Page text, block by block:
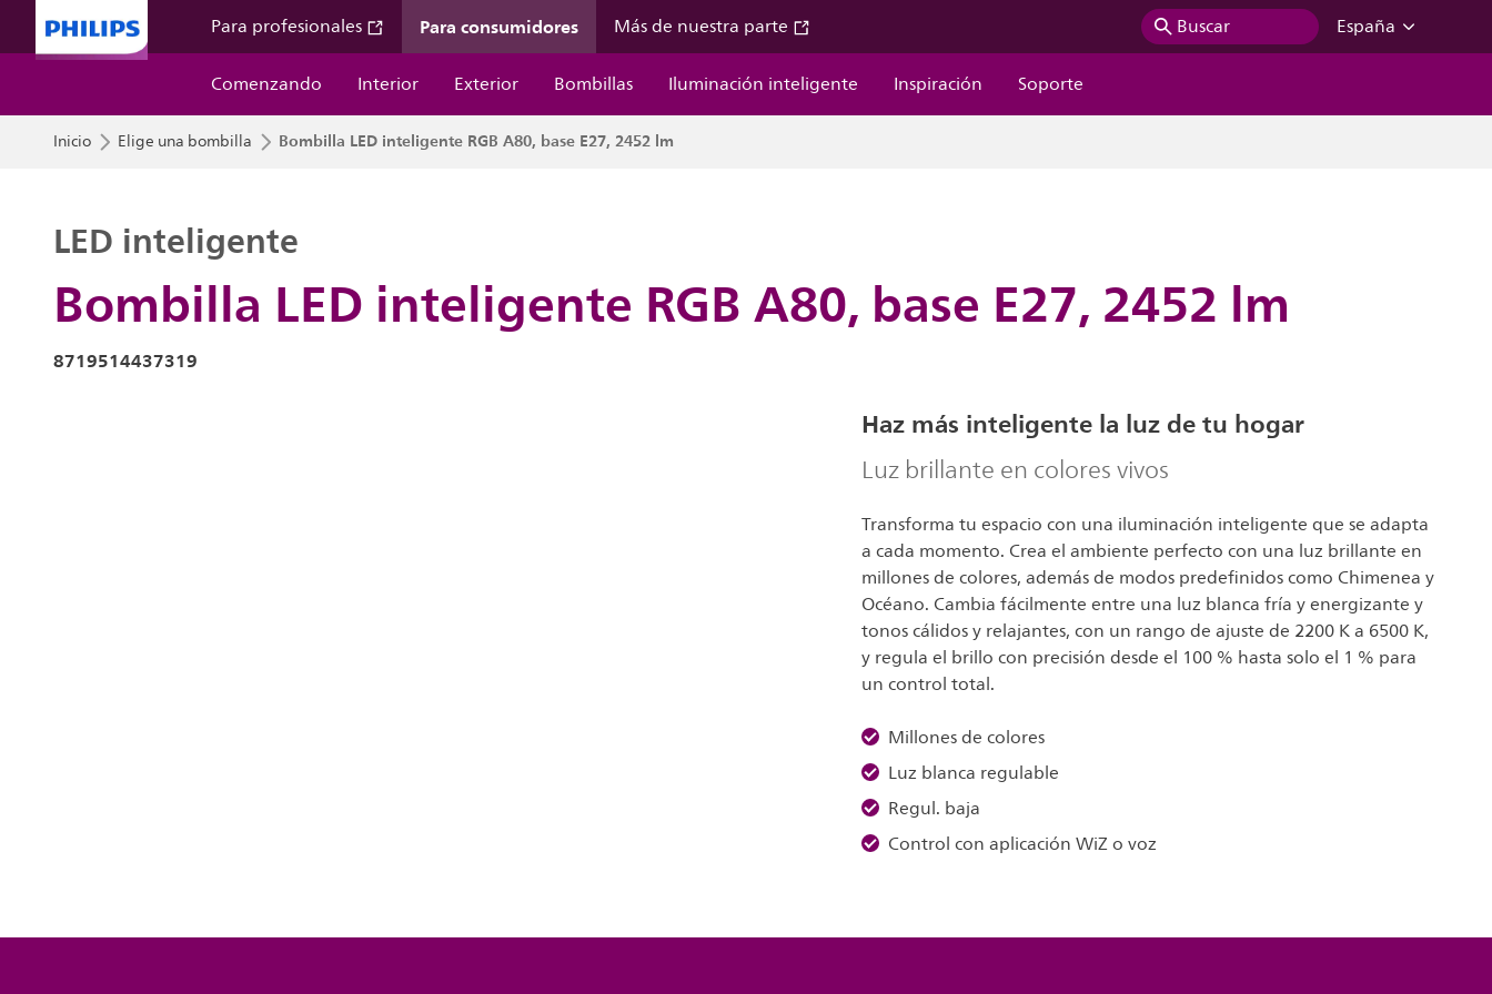
Para profesionales Para consumidores Más de nuestra parte Buscar
España
Comenzando
Interior Exterior Bombillas Iluminación inteligente Inspiración Soporte
Inicio Elige una bombilla Bombilla LED inteligente RGB A80, base E27, 2452 lm
Bombilla LED inteligente RGB A80, base E27, 2452 lm
LED inteligente
8719514437319
Haz más inteligente la luz de tu hogar
Luz brillante en colores vivos
Transforma tu espacio con una iluminación inteligente que se adapta
a cada momento. Crea el ambiente perfecto con una luz brillante en
millones de colores, además de modos predefinidos como Chimenea y
Océano. Cambia fácilmente entre una luz blanca fría y energizante y
tonos cálidos y relajantes, con un rango de ajuste de 2200 K a 6500 K,
y regula el brillo con precisión desde el 100 % hasta solo el 1 % para
un control total.
Millones de colores
Luz blanca regulable
Regul. baja
Control con aplicación WiZ o voz